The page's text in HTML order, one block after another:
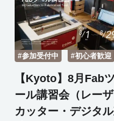
#参加受付中 #初心者歓迎
【Kyoto】8月Fabツ
ール講習会（レー
カッター・デジタル